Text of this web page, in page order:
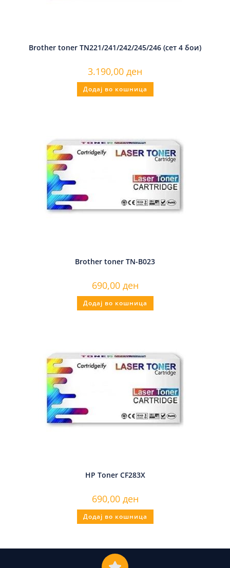
Brother toner TN221/241/242/245/246 (сет 4 бои)
3.190,00 ден
Додај во кошница
Brother toner TN-B023
690,00 ден
Додај во кошница
HP Toner CF283X
690,00 ден
Додај во кошница